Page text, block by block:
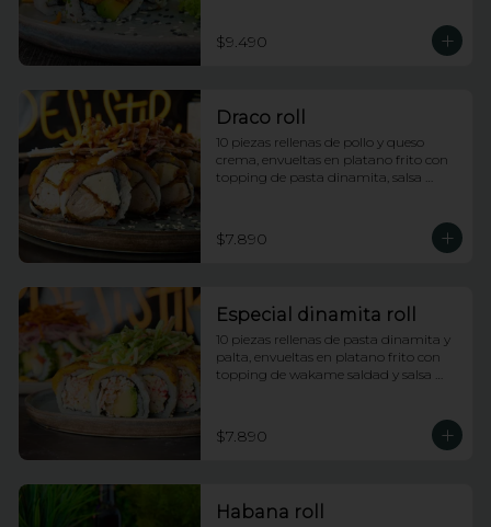
$9.490
Draco roll
10 piezas rellenas de pollo y queso
crema, envueltas en platano frito con
topping de pasta dinamita, salsa
$7.890
Especial dinamita roll
10 piezas rellenas de pasta dinamita y
palta, envueltas en platano frito con
topping de wakame saldad y salsa
$7.890
Habana roll